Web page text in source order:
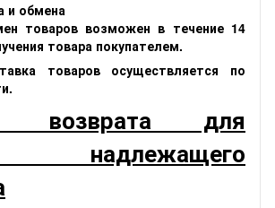
и обмена
товаров возможен в течение 14
товара покупателем.
товаров осуществляется по
возврата для
надлежащего